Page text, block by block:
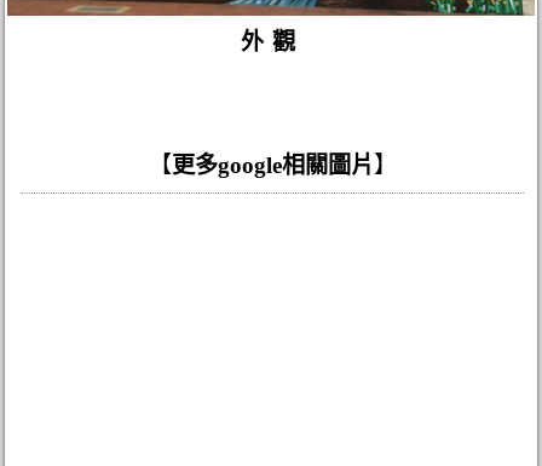
外觀
【更多google相關圖片】